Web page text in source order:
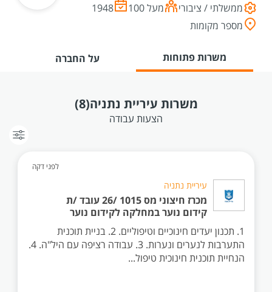
ממשלתי / ציבורי מעל 100
1948
מספר מקומות
משרות פתוחות על החברה
משרות עיריית נתניה(8)
הצעות עבודה
לפני דקה
עיריית נתניה
מכרז חיצוני מס 1015 /26 עובד /ת
קידום נוער במחלקה לקידום נוער
1. תכנון יעדים חינוכיים וטיפוליים. 2. בניית תוכנית
התערבות לנערים ונערות. 3. עבודה רציפה עם היל"ה. 4.
הנחיית תוכנית חינוכית טיפול...